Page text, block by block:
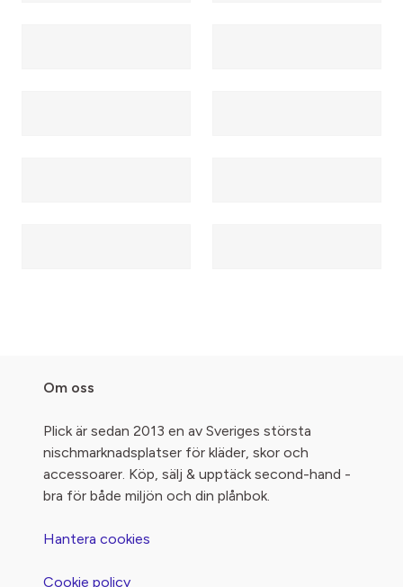
Om oss
Plick är sedan 2013 en av Sveriges största
nischmarknadsplatser för kläder, skor och
accessoarer. Köp, sälj & upptäck second-hand -
bra för både miljön och din plånbok.
Hantera cookies
Cookie policy